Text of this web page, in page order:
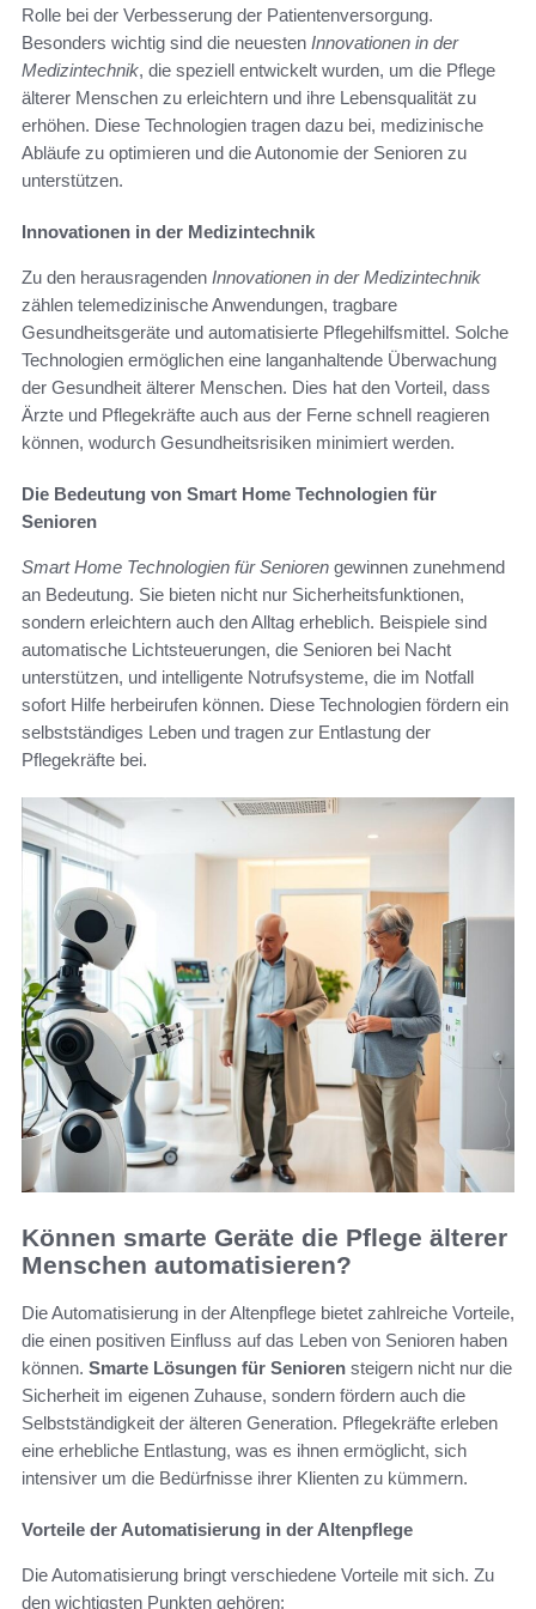
Rolle bei der Verbesserung der Patientenversorgung.
Besonders wichtig sind die neuesten Innovationen in der
Medizintechnik, die speziell entwickelt wurden, um die Pflege
älterer Menschen zu erleichtern und ihre Lebensqualität zu
erhöhen. Diese Technologien tragen dazu bei, medizinische
Abläufe zu optimieren und die Autonomie der Senioren zu
unterstützen.
Innovationen in der Medizintechnik
Zu den herausragenden Innovationen in der Medizintechnik
zählen telemedizinische Anwendungen, tragbare
Gesundheitsgeräte und automatisierte Pflegehilfsmittel. Solche
Technologien ermöglichen eine langanhaltende Überwachung
der Gesundheit älterer Menschen. Dies hat den Vorteil, dass
Ärzte und Pflegekräfte auch aus der Ferne schnell reagieren
können, wodurch Gesundheitsrisiken minimiert werden.
Die Bedeutung von Smart Home Technologien für
Senioren
Smart Home Technologien für Senioren gewinnen zunehmend
an Bedeutung. Sie bieten nicht nur Sicherheitsfunktionen,
sondern erleichtern auch den Alltag erheblich. Beispiele sind
automatische Lichtsteuerungen, die Senioren bei Nacht
unterstützen, und intelligente Notrufsysteme, die im Notfall
sofort Hilfe herbeirufen können. Diese Technologien fördern ein
selbstständiges Leben und tragen zur Entlastung der
Pflegekräfte bei.
Können smarte Geräte die Pflege älterer
Menschen automatisieren?
Die Automatisierung in der Altenpflege bietet zahlreiche Vorteile,
die einen positiven Einfluss auf das Leben von Senioren haben
können. Smarte Lösungen für Senioren steigern nicht nur die
Sicherheit im eigenen Zuhause, sondern fördern auch die
Selbstständigkeit der älteren Generation. Pflegekräfte erleben
eine erhebliche Entlastung, was es ihnen ermöglicht, sich
intensiver um die Bedürfnisse ihrer Klienten zu kümmern.
Vorteile der Automatisierung in der Altenpflege
Die Automatisierung bringt verschiedene Vorteile mit sich. Zu
den wichtigsten Punkten gehören: